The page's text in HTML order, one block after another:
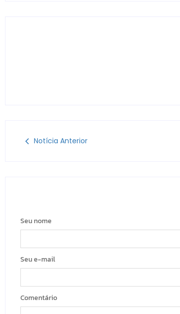
Notícia Anterior
Seu nome
Seu e-mail
Comentário